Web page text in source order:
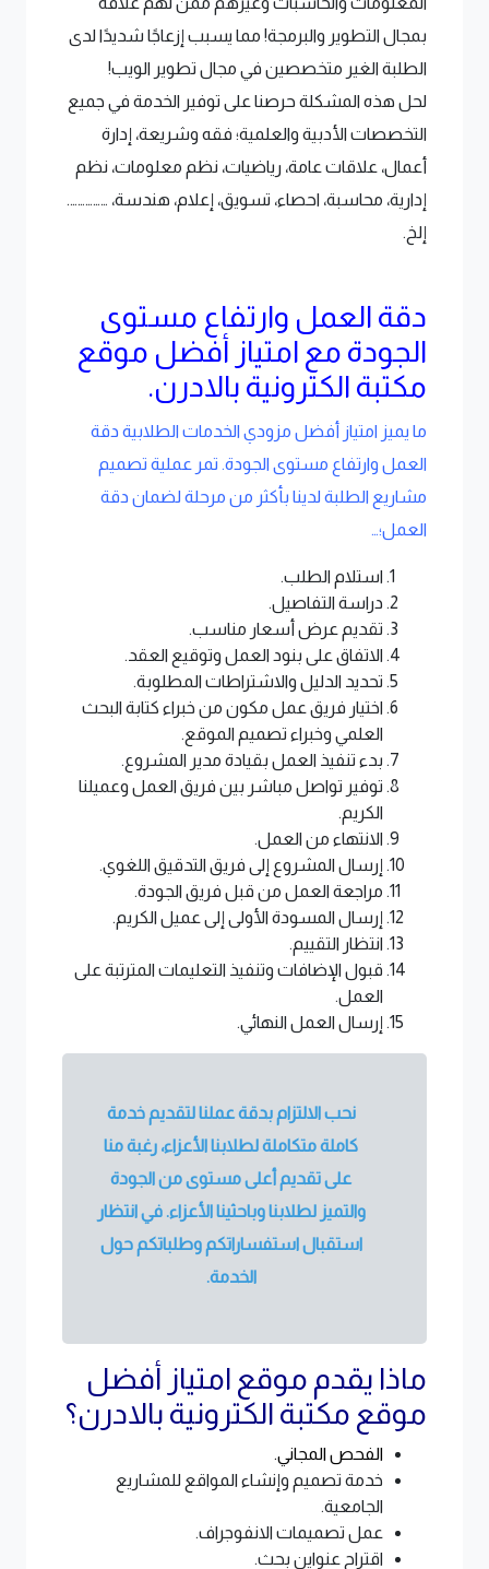
بمجال التطوير والبرمجة! مما يسبب إزعاجًا شديدًا لدى
الطلبة الغير متخصصين في مجال تطوير الويب!
لحل هذه المشكلة حرصنا على توفير الخدمة في جميع
التخصصات الأدبية والعلمية؛ فقه وشريعة، إدارة
أعمال، علاقات عامة، رياضيات، نظم معلومات، نظم
إدارية، محاسبة، احصاء، تسويق، إعلام، هندسة، …………….
إلخ.
دقة العمل وارتفاع مستوى
الجودة مع امتياز أفضل موقع
مكتبة الكترونية بالادرن.
ما يميز امتياز أفضل مزودي الخدمات الطلابية دقة
العمل وارتفاع مستوى الجودة. تمر عملية تصميم
مشاريع الطلبة لدينا بأكثر من مرحلة لضمان دقة
العمل؛…
استلام الطلب.
دراسة التفاصيل.
تقديم عرض أسعار مناسب.
الاتفاق على بنود العمل وتوقيع العقد.
تحديد الدليل والاشتراطات المطلوبة.
اختيار فريق عمل مكون من خبراء كتابة البحث
العلمي وخبراء تصميم الموقع.
بدء تنفيذ العمل بقيادة مدير المشروع.
توفير تواصل مباشر بين فريق العمل وعميلنا
الكريم.
الانتهاء من العمل.
إرسال المشروع إلى فريق التدقيق اللغوي.
مراجعة العمل من قبل فريق الجودة.
إرسال المسودة الأولى إلى عميل الكريم.
انتظار التقييم.
قبول الإضافات وتنفيذ التعليمات المترتبة على
العمل.
إرسال العمل النهائي.
نحب الالتزام بدقة عملنا لتقديم خدمة
كاملة متكاملة لطلابنا الأعزاء، رغبة منا
على تقديم أعلى مستوى من الجودة
والتميز لطلابنا وباحثينا الأعزاء. في انتظار
استقبال استفساراتكم وطلباتكم حول
الخدمة.
ماذا يقدم موقع امتياز أفضل
موقع مكتبة الكترونية بالادرن؟
الفحص المجاني.
خدمة تصميم وإنشاء المواقع للمشاريع
الجامعية.
عمل تصميمات الانفوجراف.
اقتراح عنواين بحث.